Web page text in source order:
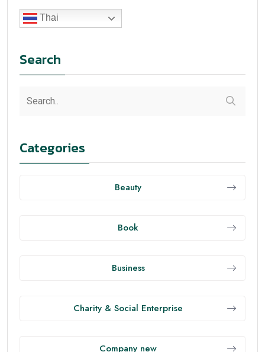
Thai
Search
Categories
Beauty
Book
Business
Charity & Social Enterprise
Company new